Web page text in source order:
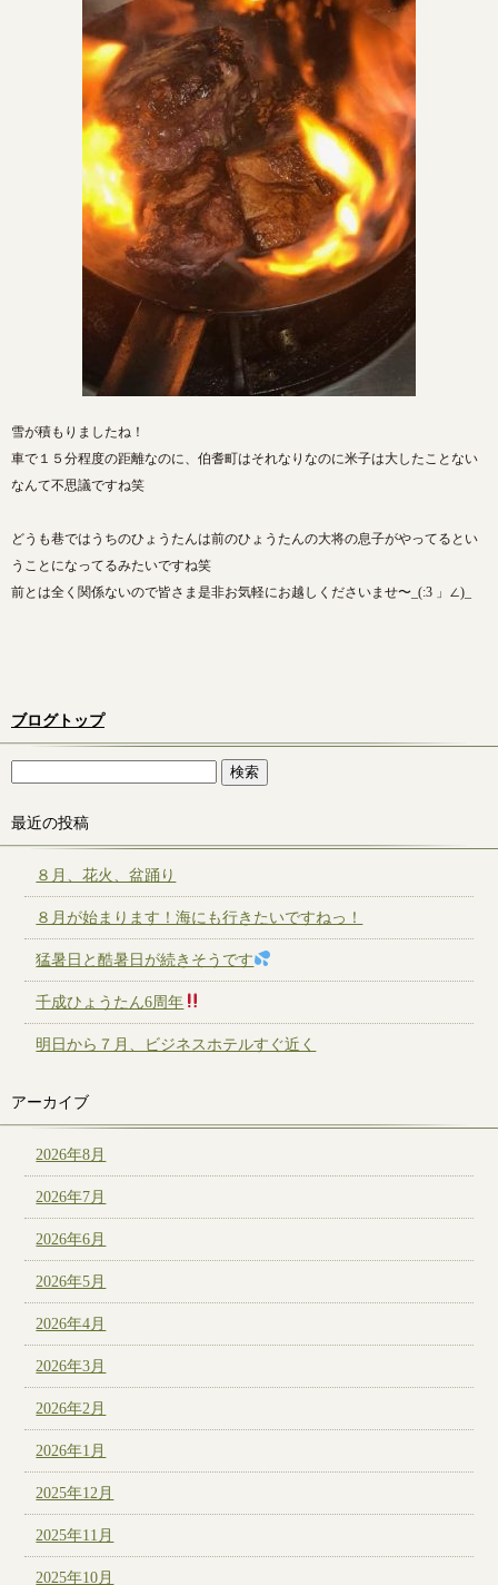
雪が積もりましたね！
車で１５分程度の距離なのに、伯耆町はそれなりなのに米子は大したことない
なんて不思議ですね笑
どうも巷ではうちのひょうたんは前のひょうたんの大将の息子がやってるとい
うことになってるみたいですね笑
前とは全く関係ないので皆さま是非お気軽にお越しくださいませ〜_(:3 」∠)_
ブログトップ
最近の投稿
８月、花火、盆踊り
８月が始まります！海にも行きたいですねっ！
猛暑日と酷暑日が続きそうです
千成ひょうたん6周年
明日から７月、ビジネスホテルすぐ近く
アーカイブ
2026年8月
2026年7月
2026年6月
2026年5月
2026年4月
2026年3月
2026年2月
2026年1月
2025年12月
2025年11月
2025年10月